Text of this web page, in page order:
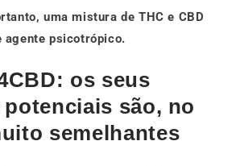
uma mistura de THC e CBD
agente psicotrópico.
os seus
são, no
semelhantes